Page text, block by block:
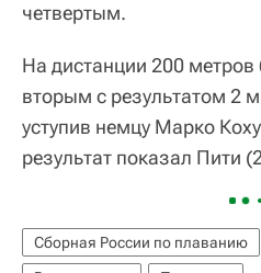
четвертым.
На дистанции 200
вторым с результатом 2
уступив немцу Марко
результат показал Пити
Сборная России по плаванию